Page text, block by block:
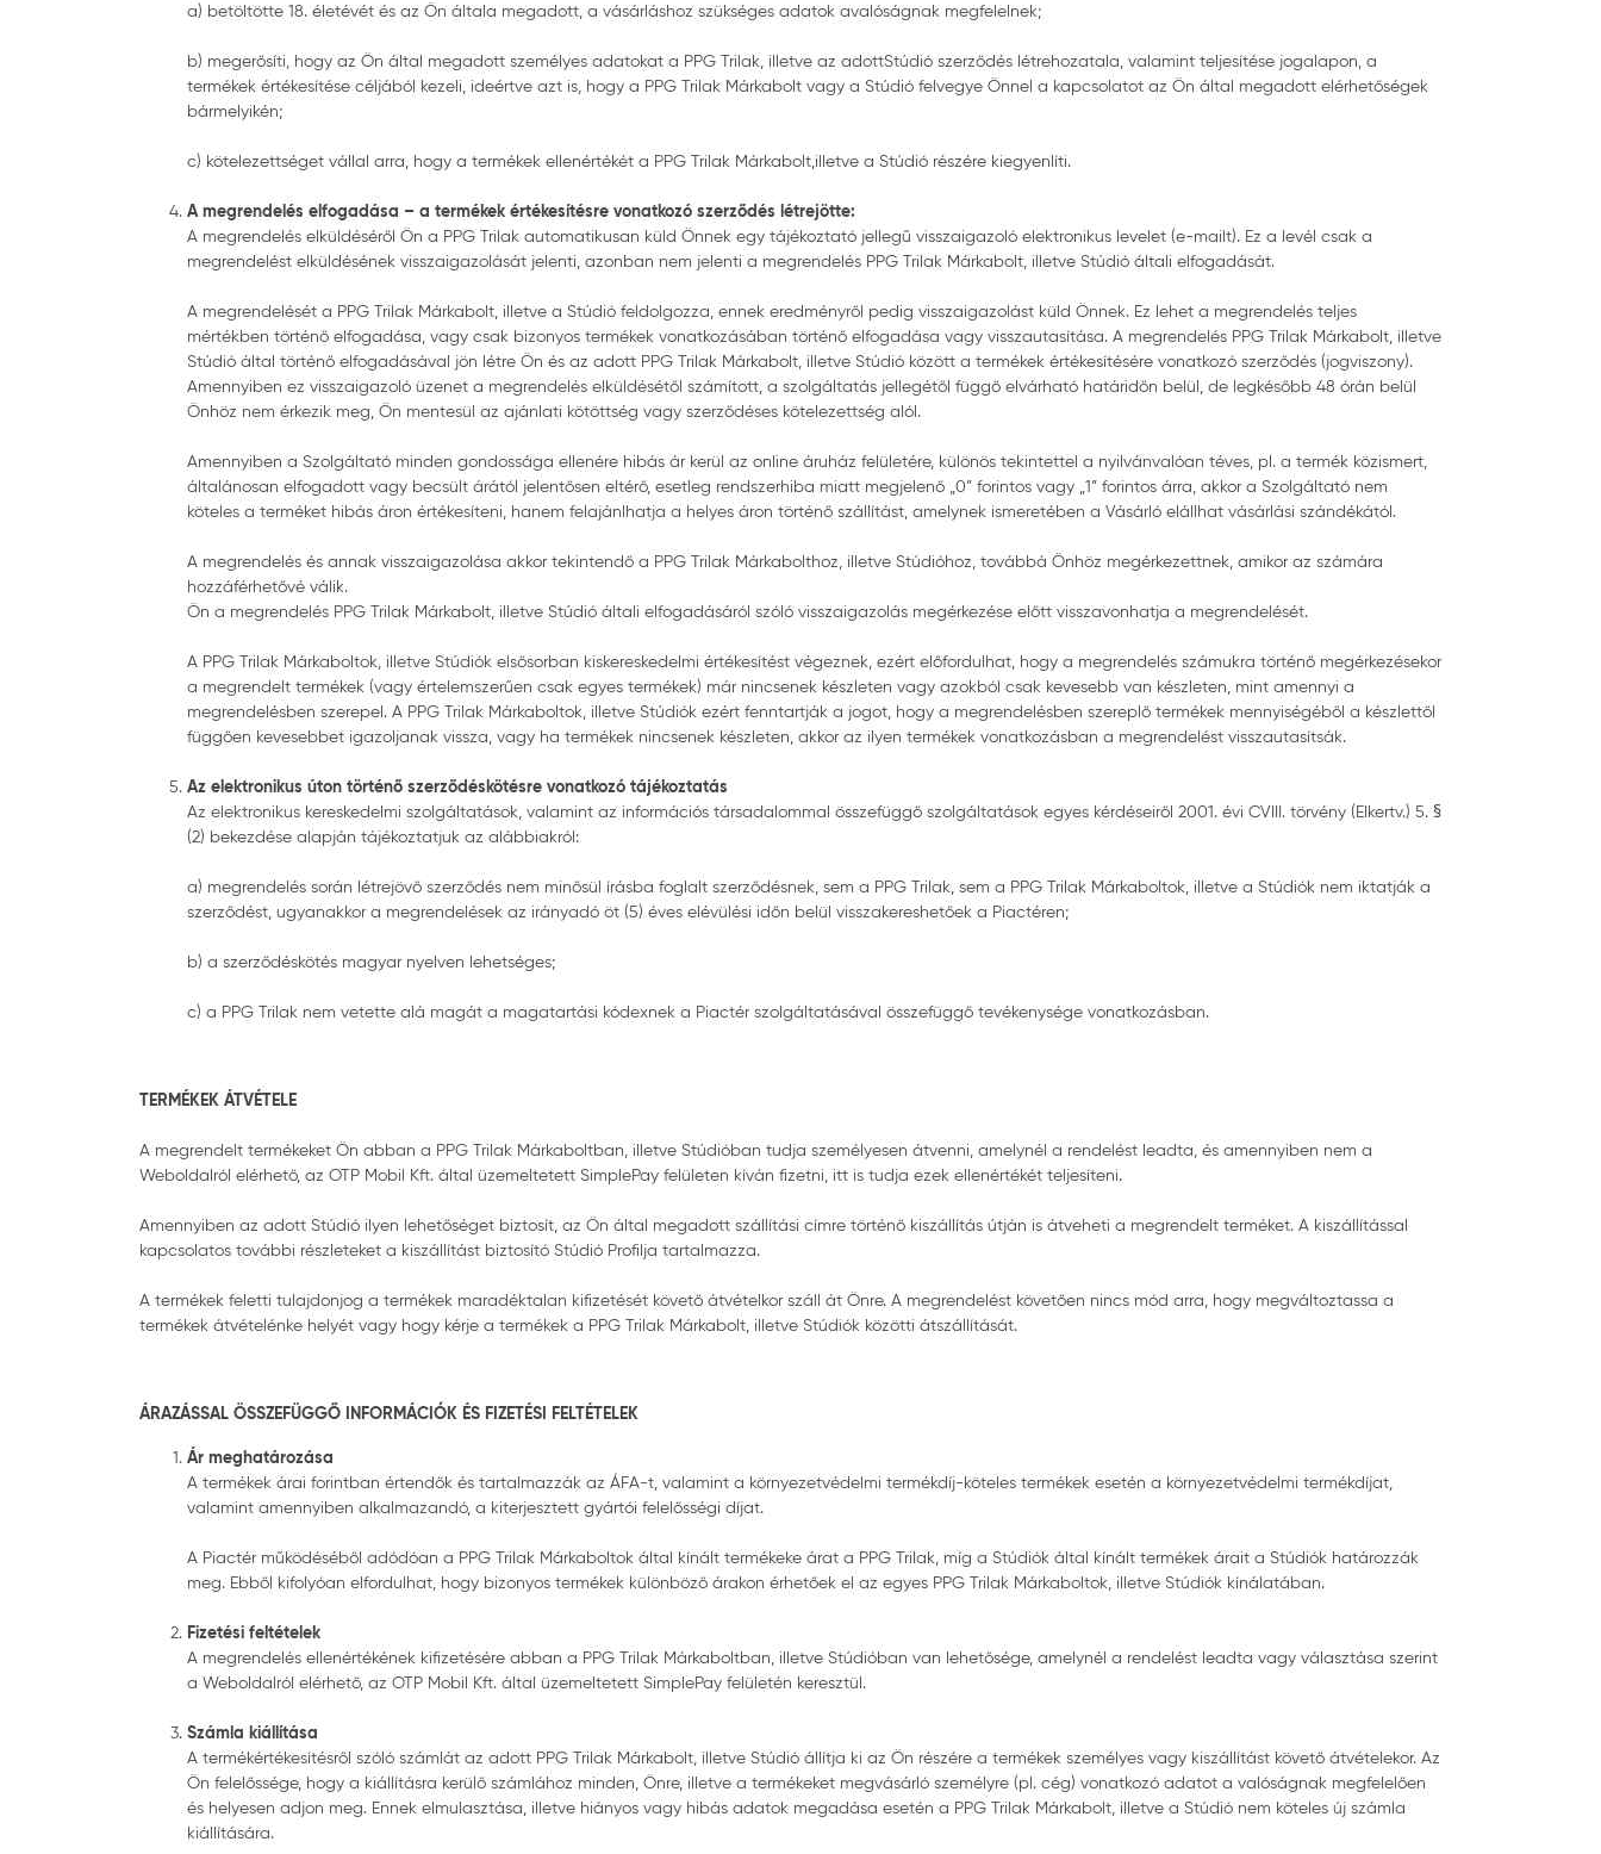
a) betöltötte 18. életévét és az Ön általa megadott, a vásárláshoz szükséges adatok avalóságnak megfelelnek;
b) megerősíti, hogy az Ön által megadott személyes adatokat a PPG Trilak, illetve az adottStúdió szerződés létrehozatala, valamint teljesítése jogalapon, a
termékek értékesítése céljából kezeli, ideértve azt is, hogy a PPG Trilak Márkabolt vagy a Stúdió felvegye Önnel a kapcsolatot az Ön által megadott elérhetőségek
bármelyikén;
c) kötelezettséget vállal arra, hogy a termékek ellenértékét a PPG Trilak Márkabolt,illetve a Stúdió részére kiegyenlíti.
A megrendelés elfogadása – a termékek értékesítésre vonatkozó szerződés létrejötte:
A megrendelés elküldéséről Ön a PPG Trilak automatikusan küld Önnek egy tájékoztató jellegű visszaigazoló elektronikus levelet (e-mailt). Ez a levél csak a
megrendelést elküldésének visszaigazolását jelenti, azonban nem jelenti a megrendelés PPG Trilak Márkabolt, illetve Stúdió általi elfogadását.
A megrendelését a PPG Trilak Márkabolt, illetve a Stúdió feldolgozza, ennek eredményről pedig visszaigazolást küld Önnek. Ez lehet a megrendelés teljes
mértékben történő elfogadása, vagy csak bizonyos termékek vonatkozásában történő elfogadása vagy visszautasítása. A megrendelés PPG Trilak Márkabolt, illetve
Stúdió által történő elfogadásával jön létre Ön és az adott PPG Trilak Márkabolt, illetve Stúdió között a termékek értékesítésére vonatkozó szerződés (jogviszony).
Amennyiben ez visszaigazoló üzenet a megrendelés elküldésétől számított, a szolgáltatás jellegétől függő elvárható határidőn belül, de legkésőbb 48 órán belül
Önhöz nem érkezik meg, Ön mentesül az ajánlati kötöttség vagy szerződéses kötelezettség alól.
Amennyiben a Szolgáltató minden gondossága ellenére hibás ár kerül az online áruház felületére, különös tekintettel a nyilvánvalóan téves, pl. a termék közismert,
általánosan elfogadott vagy becsült árától jelentősen eltérő, esetleg rendszerhiba miatt megjelenő „0” forintos vagy „1” forintos árra, akkor a Szolgáltató nem
köteles a terméket hibás áron értékesíteni, hanem felajánlhatja a helyes áron történő szállítást, amelynek ismeretében a Vásárló elállhat vásárlási szándékától.
A megrendelés és annak visszaigazolása akkor tekintendő a PPG Trilak Márkabolthoz, illetve Stúdióhoz, továbbá Önhöz megérkezettnek, amikor az számára
hozzáférhetővé válik.
Ön a megrendelés PPG Trilak Márkabolt, illetve Stúdió általi elfogadásáról szóló visszaigazolás megérkezése előtt visszavonhatja a megrendelését.
A PPG Trilak Márkaboltok, illetve Stúdiók elsősorban kiskereskedelmi értékesítést végeznek, ezért előfordulhat, hogy a megrendelés számukra történő megérkezésekor
a megrendelt termékek (vagy értelemszerűen csak egyes termékek) már nincsenek készleten vagy azokból csak kevesebb van készleten, mint amennyi a
megrendelésben szerepel. A PPG Trilak Márkaboltok, illetve Stúdiók ezért fenntartják a jogot, hogy a megrendelésben szereplő termékek mennyiségéből a készlettől
függően kevesebbet igazoljanak vissza, vagy ha termékek nincsenek készleten, akkor az ilyen termékek vonatkozásban a megrendelést visszautasítsák.
Az elektronikus úton történő szerződéskötésre vonatkozó tájékoztatás
Az elektronikus kereskedelmi szolgáltatások, valamint az információs társadalommal összefüggő szolgáltatások egyes kérdéseiről 2001. évi CVIII. törvény (Elkertv.) 5. §
(2) bekezdése alapján tájékoztatjuk az alábbiakról:
a) megrendelés során létrejövő szerződés nem minősül írásba foglalt szerződésnek, sem a PPG Trilak, sem a PPG Trilak Márkaboltok, illetve a Stúdiók nem iktatják a
szerződést, ugyanakkor a megrendelések az irányadó öt (5) éves elévülési időn belül visszakereshetőek a Piactéren;
b) a szerződéskötés magyar nyelven lehetséges;
c) a PPG Trilak nem vetette alá magát a magatartási kódexnek a Piactér szolgáltatásával összefüggő tevékenysége vonatkozásban.
TERMÉKEK ÁTVÉTELE
A megrendelt termékeket Ön abban a PPG Trilak Márkaboltban, illetve Stúdióban tudja személyesen átvenni, amelynél a rendelést leadta, és amennyiben nem a
Weboldalról elérhető, az OTP Mobil Kft. által üzemeltetett SimplePay felületen kíván fizetni, itt is tudja ezek ellenértékét teljesíteni.
Amennyiben az adott Stúdió ilyen lehetőséget biztosít, az Ön által megadott szállítási címre történő kiszállítás útján is átveheti a megrendelt terméket. A kiszállítással
kapcsolatos további részleteket a kiszállítást biztosító Stúdió Profilja tartalmazza.
A termékek feletti tulajdonjog a termékek maradéktalan kifizetését követő átvételkor száll át Önre. A megrendelést követően nincs mód arra, hogy megváltoztassa a
termékek átvételénke helyét vagy hogy kérje a termékek a PPG Trilak Márkabolt, illetve Stúdiók közötti átszállítását.
ÁRAZÁSSAL ÖSSZEFÜGGŐ INFORMÁCIÓK ÉS FIZETÉSI FELTÉTELEK
Ár meghatározása
A termékek árai forintban értendők és tartalmazzák az ÁFA-t, valamint a környezetvédelmi termékdíj-köteles termékek esetén a környezetvédelmi termékdíjat,
valamint amennyiben alkalmazandó, a kiterjesztett gyártói felelősségi díjat.
A Piactér működéséből adódóan a PPG Trilak Márkaboltok által kínált termékeke árat a PPG Trilak, míg a Stúdiók által kínált termékek árait a Stúdiók határozzák
meg. Ebből kifolyóan elfordulhat, hogy bizonyos termékek különböző árakon érhetőek el az egyes PPG Trilak Márkaboltok, illetve Stúdiók kínálatában.
Fizetési feltételek
A megrendelés ellenértékének kifizetésére abban a PPG Trilak Márkaboltban, illetve Stúdióban van lehetősége, amelynél a rendelést leadta vagy választása szerint
a Weboldalról elérhető, az OTP Mobil Kft. által üzemeltetett SimplePay felületén keresztül.
Számla kiállítása
A termékértékesítésről szóló számlát az adott PPG Trilak Márkabolt, illetve Stúdió állítja ki az Ön részére a termékek személyes vagy kiszállítást követő átvételekor. Az
Ön felelőssége, hogy a kiállításra kerülő számlához minden, Önre, illetve a termékeket megvásárló személyre (pl. cég) vonatkozó adatot a valóságnak megfelelően
és helyesen adjon meg. Ennek elmulasztása, illetve hiányos vagy hibás adatok megadása esetén a PPG Trilak Márkabolt, illetve a Stúdió nem köteles új számla
kiállítására.